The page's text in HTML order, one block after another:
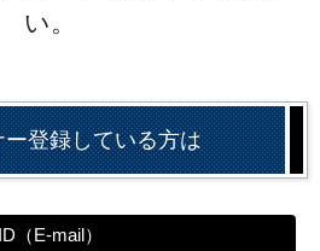
い。
登録している方は
ID（E-mail）